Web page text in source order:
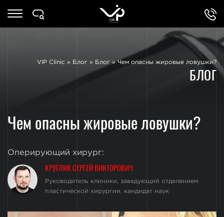
VIP Clinic » Блог » Блог »Чем опасны жировые ловушки?
БЛОГ
Чем опасны жировые ловушки?
Оперирующий хирург:
КРУГЛИК СЕРГЕЙ ВИКТОРОВИЧ
Руководитель клиники, заведующий отделением
пластической хирургии, кандидат наук